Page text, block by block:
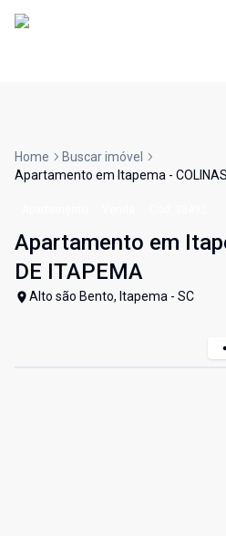
Home
Buscar imóvel
Apartamento em Itapema -
Apartamento em
DE ITAPEMA
Alto são Bento, Itapema - SC